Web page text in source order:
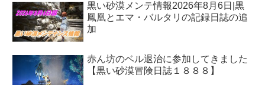
黒い砂漠メンテ情報2026年8月6日|黒
鳳凰とエマ・バルタリの記録日誌の追
加
赤ん坊のベル退治に参加してきました
【黒い砂漠冒険日誌１８８８】